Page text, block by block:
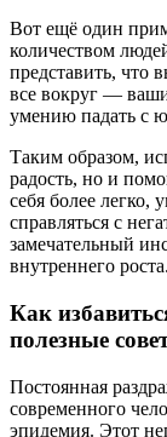
Вот ещё один
количеством
представить, что
все вокруг —
умению падать с
Таким образом,
радость, но и
себя более легко,
справляться с
замечательный
внутреннего роста.
Как
полезные
Постоянная
современного
эпидемия. Этот